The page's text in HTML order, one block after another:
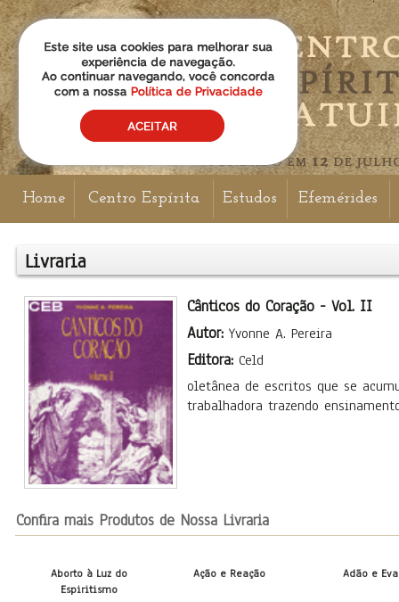
Home Centro Espírita Estudos Efemérides
Livraria
Cânticos do Coração - Vol. II
Autor: Yvonne A. Pereira
Editora: Celd
oletânea de escritos que se
trabalhadora trazendo
Confira mais Produtos de Nossa Livraria
Aborto à Luz do
Espiritismo
Ação e Reação Adão e Eva